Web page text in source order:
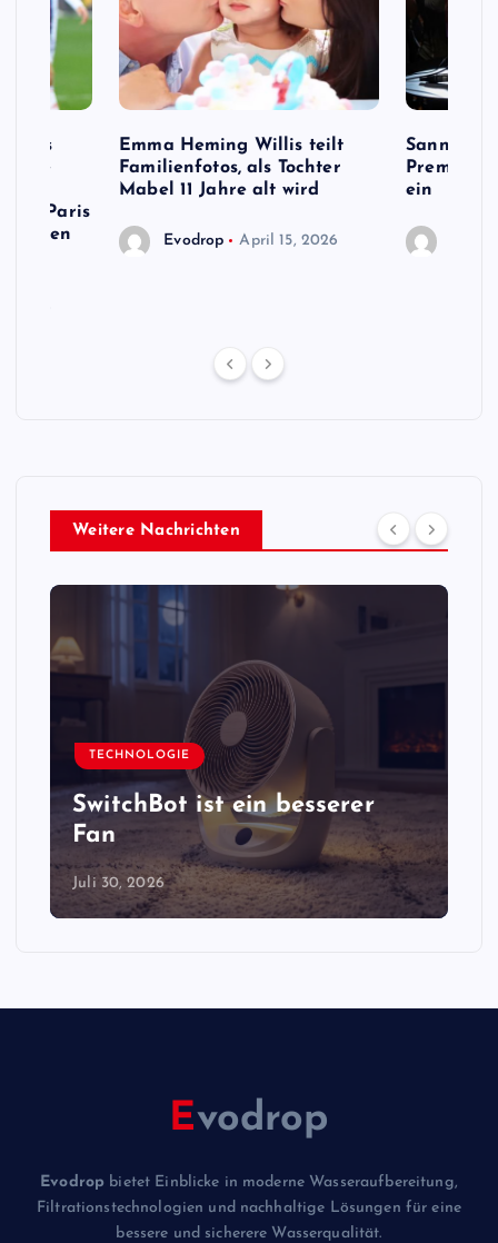
Fans
von Paris
neuen
Emma Heming Willis teilt
Familienfotos, als Tochter
Mabel 11 Jahre alt wird
Evodrop April 15, 2026
Sanna
ein
Weitere Nachrichten
TECHNOLOGIE
SwitchBot ist ein besserer
Fan
Juli 30, 2026
Evodrop
Evodrop bietet Einblicke in moderne Wasseraufbereitung,
Filtrationstechnologien und nachhaltige Lösungen für eine
bessere und sicherere Wasserqualität.